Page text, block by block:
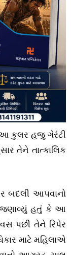
આ કુલર હજુ ગેરંટી
તેને તાત્કાલિક
બદલી આપવાનો
જણાવ્યું હતું કે આ
પછી તેને રિપેર
માટે મહિલાએ